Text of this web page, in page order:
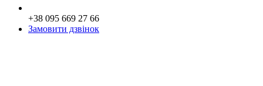
+38 095 669 27 66
Замовити дзвінок